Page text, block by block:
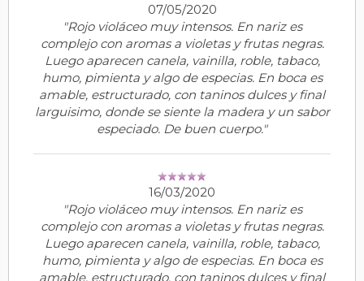
07/05/2020
"Rojo violáceo muy intensos. En nariz es
complejo con aromas a violetas y frutas negras.
Luego aparecen canela, vainilla, roble, tabaco,
humo, pimienta y algo de especias. En boca es
amable, estructurado, con taninos dulces y final
larguisimo, donde se siente la madera y un sabor
especiado. De buen cuerpo."
16/03/2020
"Rojo violáceo muy intensos. En nariz es
complejo con aromas a violetas y frutas negras.
Luego aparecen canela, vainilla, roble, tabaco,
humo, pimienta y algo de especias. En boca es
amable, estructurado, con taninos dulces y final